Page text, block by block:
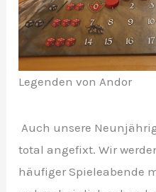
Legenden von Andor
Auch unsere
total angefixt. Wir
häufiger Spieleabende